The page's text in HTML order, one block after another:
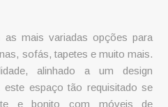
mais variadas opções para
sofás, tapetes e muito mais.
alinhado a um design
espaço tão requisitado se
e bonito com móveis de